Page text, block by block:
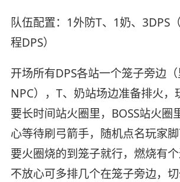
队伍配置：1外防T、1奶、3DPS
程DPS）
开场所有DPS各站一个笼子旁边
NPC），T、奶站场边准备排火，
要长时间站火圈里，BOSS站火圈
心等待刷弓箭手，随机点名玩家
要火圈烧的到笼子就行，燃烧有个
不放心可多排几个在笼子旁边，